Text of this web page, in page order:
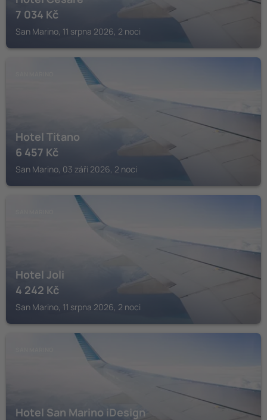
7 034 Kč
San Marino, 11 srpna 2026, 2 noci
Hotel Titano
6 457 Kč
San Marino, 03 září 2026, 2 noci
Hotel Joli
4 242 Kč
San Marino, 11 srpna 2026, 2 noci
Hotel San Marino iDesign